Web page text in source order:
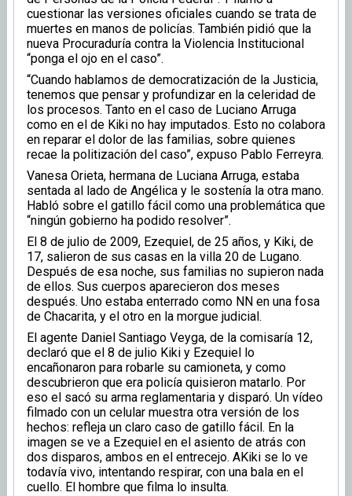
cuestionar las versiones oficiales cuando se trata de
muertes en manos de policías. También pidió que la
nueva Procuraduría contra la Violencia Institucional
“ponga el ojo en el caso”.
“Cuando hablamos de democratización de la Justicia,
tenemos que pensar y profundizar en la celeridad de
los procesos. Tanto en el caso de Luciano Arruga
como en el de Kiki no hay imputados. Esto no colabora
en reparar el dolor de las familias, sobre quienes
recae la politización del caso”, expuso Pablo Ferreyra.
Vanesa Orieta, hermana de Luciana Arruga, estaba
sentada al lado de Angélica y le sostenía la otra mano.
Habló sobre el gatillo fácil como una problemática que
“ningún gobierno ha podido resolver”.
El 8 de julio de 2009, Ezequiel, de 25 años, y Kiki, de
17, salieron de sus casas en la villa 20 de Lugano.
Después de esa noche, sus familias no supieron nada
de ellos. Sus cuerpos aparecieron dos meses
después. Uno estaba enterrado como NN en una fosa
de Chacarita, y el otro en la morgue judicial.
El agente Daniel Santiago Veyga, de la comisaría 12,
declaró que el 8 de julio Kiki y Ezequiel lo
encañonaron para robarle su camioneta, y como
descubrieron que era policía quisieron matarlo. Por
eso el sacó su arma reglamentaria y disparó. Un vídeo
filmado con un celular muestra otra versión de los
hechos: refleja un claro caso de gatillo fácil. En la
imagen se ve a Ezequiel en el asiento de atrás con
dos disparos, ambos en el entrecejo. AKiki se lo ve
todavía vivo, intentando respirar, con una bala en el
cuello. El hombre que filma lo insulta.